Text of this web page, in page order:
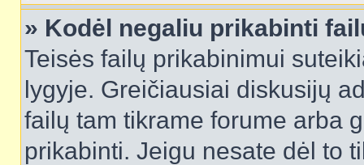
» Kodėl negaliu prikabinti
Teisės failų prikabinimui
lygyje. Greičiausiai diskusijų
failų tam tikrame forume arba
prikabinti. Jeigu nesate dėl to